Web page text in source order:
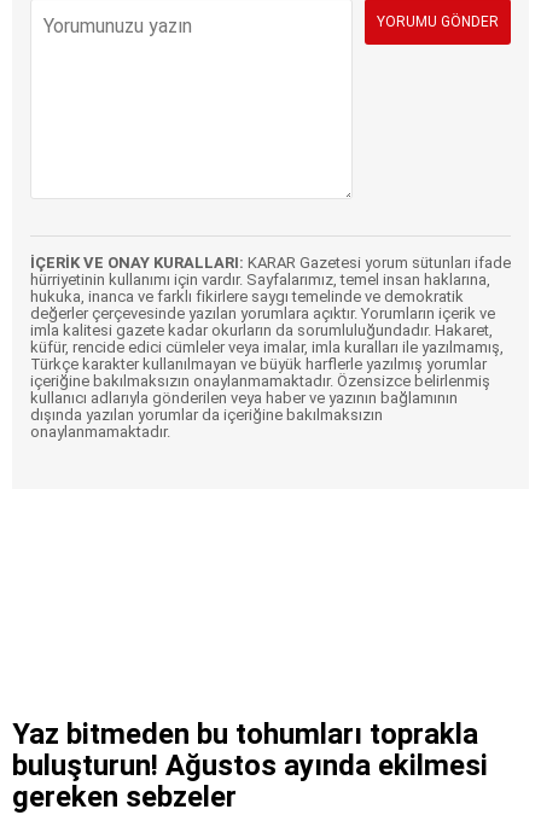
İÇERİK VE ONAY KURALLARI: KARAR Gazetesi yorum sütunları ifade
hürriyetinin kullanımı için vardır. Sayfalarımız, temel insan haklarına,
hukuka, inanca ve farklı fikirlere saygı temelinde ve demokratik
değerler çerçevesinde yazılan yorumlara açıktır. Yorumların içerik ve
imla kalitesi gazete kadar okurların da sorumluluğundadır. Hakaret,
küfür, rencide edici cümleler veya imalar, imla kuralları ile yazılmamış,
Türkçe karakter kullanılmayan ve büyük harflerle yazılmış yorumlar
içeriğine bakılmaksızın onaylanmamaktadır. Özensizce belirlenmiş
kullanıcı adlarıyla gönderilen veya haber ve yazının bağlamının
dışında yazılan yorumlar da içeriğine bakılmaksızın
onaylanmamaktadır.
Yaz bitmeden bu tohumları toprakla
buluşturun! Ağustos ayında ekilmesi
gereken sebzeler